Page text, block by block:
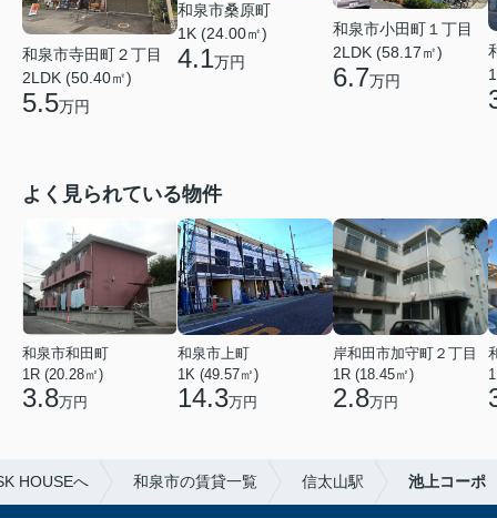
和泉市寺田町２丁目
2LDK (50.40㎡)
5.5万円
和泉市桑原町
1K (24.00㎡)
4.1万円
和泉市小田町１丁目
2LDK (58.17㎡)
6.7万円
よく見られている物件
和泉市和田町
1R (20.28㎡)
3.8万円
和泉市上町
1K (49.57㎡)
14.3万円
岸和田市加守町２丁目
1R (18.45㎡)
2.8万円
HOUSEへ 和泉市の賃貸一覧 信太山駅 池上コーポ